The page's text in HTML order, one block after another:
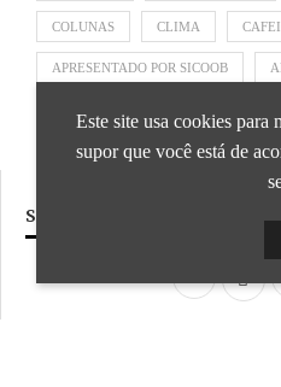
COLUNAS CLIMA
APRESENTADO POR SICOOB
SIGA NOSSAS REDES SOCIAIS
Este site usa cookies para
supor que você está de